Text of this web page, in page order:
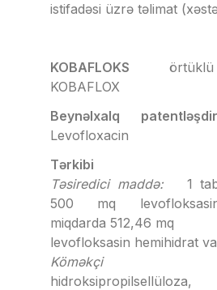
istifadəsi üzrə təlimat
KOBAFLOKS
örtüklü
KOBAFLOX
Beynəlxalq
Levofloxacin
Tərkibi
Təsiredici maddə: 1
500 mq
miqdarda 512,46 mq
levofloksasin hemihidrat
Köməkçi